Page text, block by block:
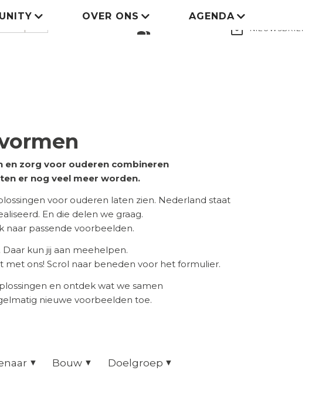
search
group mail_outline NIEUWSBRIEF
OVER ONS AGENDA
en zorg voor ouderen combineren
er nog veel meer worden.
voor ouderen laten zien. Nederland staat
En die delen we graag.
naar passende voorbeelden.
kun jij aan meehelpen.
ons! Scrol naar beneden voor het formulier.
en ontdek wat we samen
nieuwe voorbeelden toe.